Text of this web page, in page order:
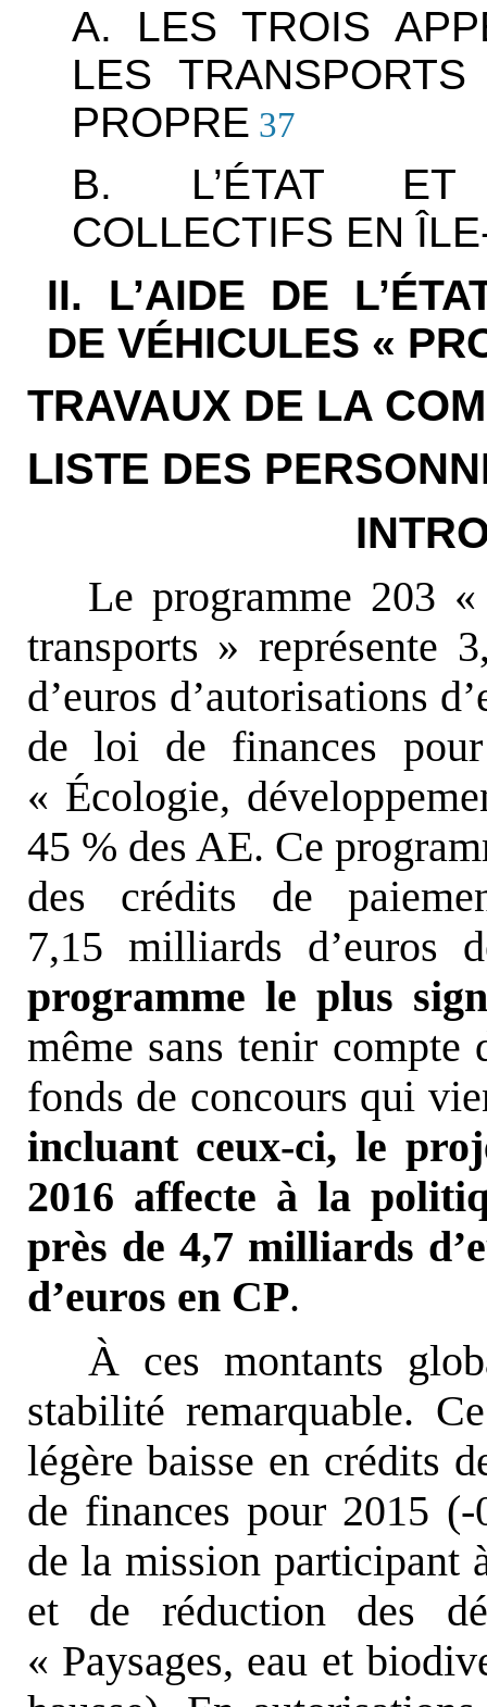
A. LES TROIS
LES
PROPRE 37
B. L’ÉTAT ET
COLLECTIFS EN
II. L’AIDE DE
DE VÉHICULES «
TRAVAUX DE LA
LISTE DES
Le programme 203
transports » représente
d’euros d’autorisations
de loi de finances
« Écologie,
45 % des AE. Ce
des crédits de
7,15 milliards d’euros
programme le plus
même sans tenir compte
fonds de concours qui
incluant ceux-ci, le
2016 affecte à la
près de 4,7 milliards
d’euros en CP.
À ces montants
stabilité remarquable.
légère baisse en crédits
de finances pour 2015
de la mission participant
et de réduction des
« Paysages, eau et